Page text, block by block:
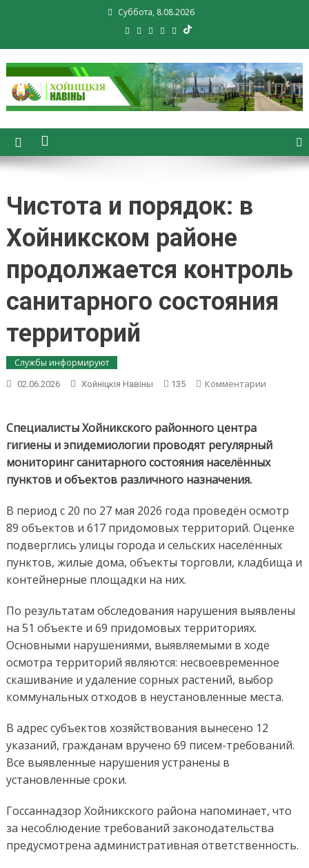
Суббота, 8.08.2026
Хойники. Хойнiцкiя навiны.
Новости Хойник. Районная
Чистота и порядок: в
Хойникском районе
продолжается контроль
санитарного состояния
территорий
Службы информируют
02.06.2026 Хойнiцкiя Навiны 135 Комментарииon
в
районе
Специалисты Хойникского районного центра
гигиены и эпидемиологии проводят регулярный
мониторинг санитарного состояния населённых
пунктов и объектов различного назначения.
В период с 20 по 27 мая 2026 года проведён осмотр
89 объектов и 617 придомовых территорий. Оценке
подверглись улицы города и сельских населённых
пунктов, жилые дома, объекты торговли, кладбища и
контейнерные площадки на них.
По результатам обследования нарушения выявлены
на 51 объекте и 69 придомовых территориях.
Основными нарушениями, выявляемыми в ходе
осмотра территорий являются: несвоевременное
скашивание и удаление сорных растений, выбор
коммунальных отходов в неустановленные места.
В адрес субъектов хозяйствования вынесено 12
указаний, гражданам вручено 69 писем-требований.
Все выявленные нарушения устранены в
установленные сроки.
Госсаннадзор Хойникского района напоминает, что
за несоблюдение требований законодательства
предусмотрена административная ответственность.